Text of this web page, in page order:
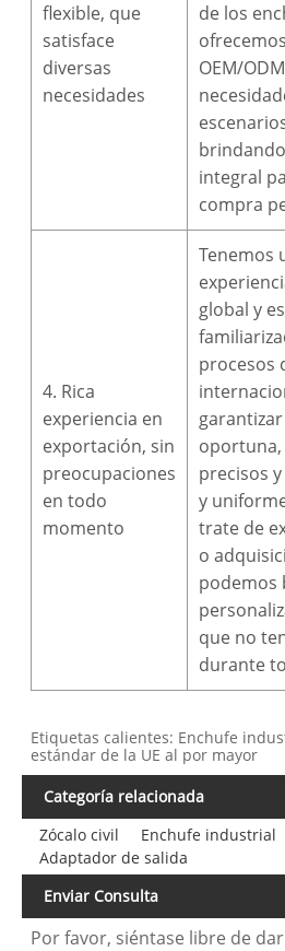
flexible, que
satisface
diversas
necesidades
de los
OEM/
integral
compra
4. Rica
experiencia en
exportación, sin
preocupaciones
en todo
momento
Tenemos
global y
procesos
precisos
y
trate de
o
podemos
que no
durante
Etiquetas calientes: Enchufe
estándar de la UE al por mayor
Categoría relacionada
Zócalo civil
Enchufe industrial
Adaptador de salida
Enviar Consulta
Por favor, siéntase libre de